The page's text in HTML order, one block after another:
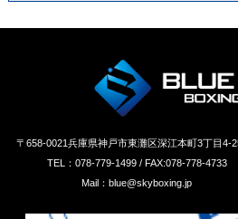
〒658‐0021兵庫県神戸市東灘区深江本町3丁目4-
TEL：078-779-1499 / FAX:078-778-4733
Mail：blue@skyboxing.jp